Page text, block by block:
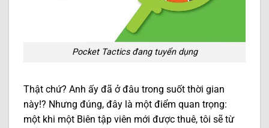
Pocket Tactics đang tuyển dụng
Thật chứ? Anh ấy đã ở đâu trong suốt thời gian
này!? Nhưng đúng, đây là một điểm quan trọng:
một khi một Biên tập viên mới được thuê, tôi sẽ từ